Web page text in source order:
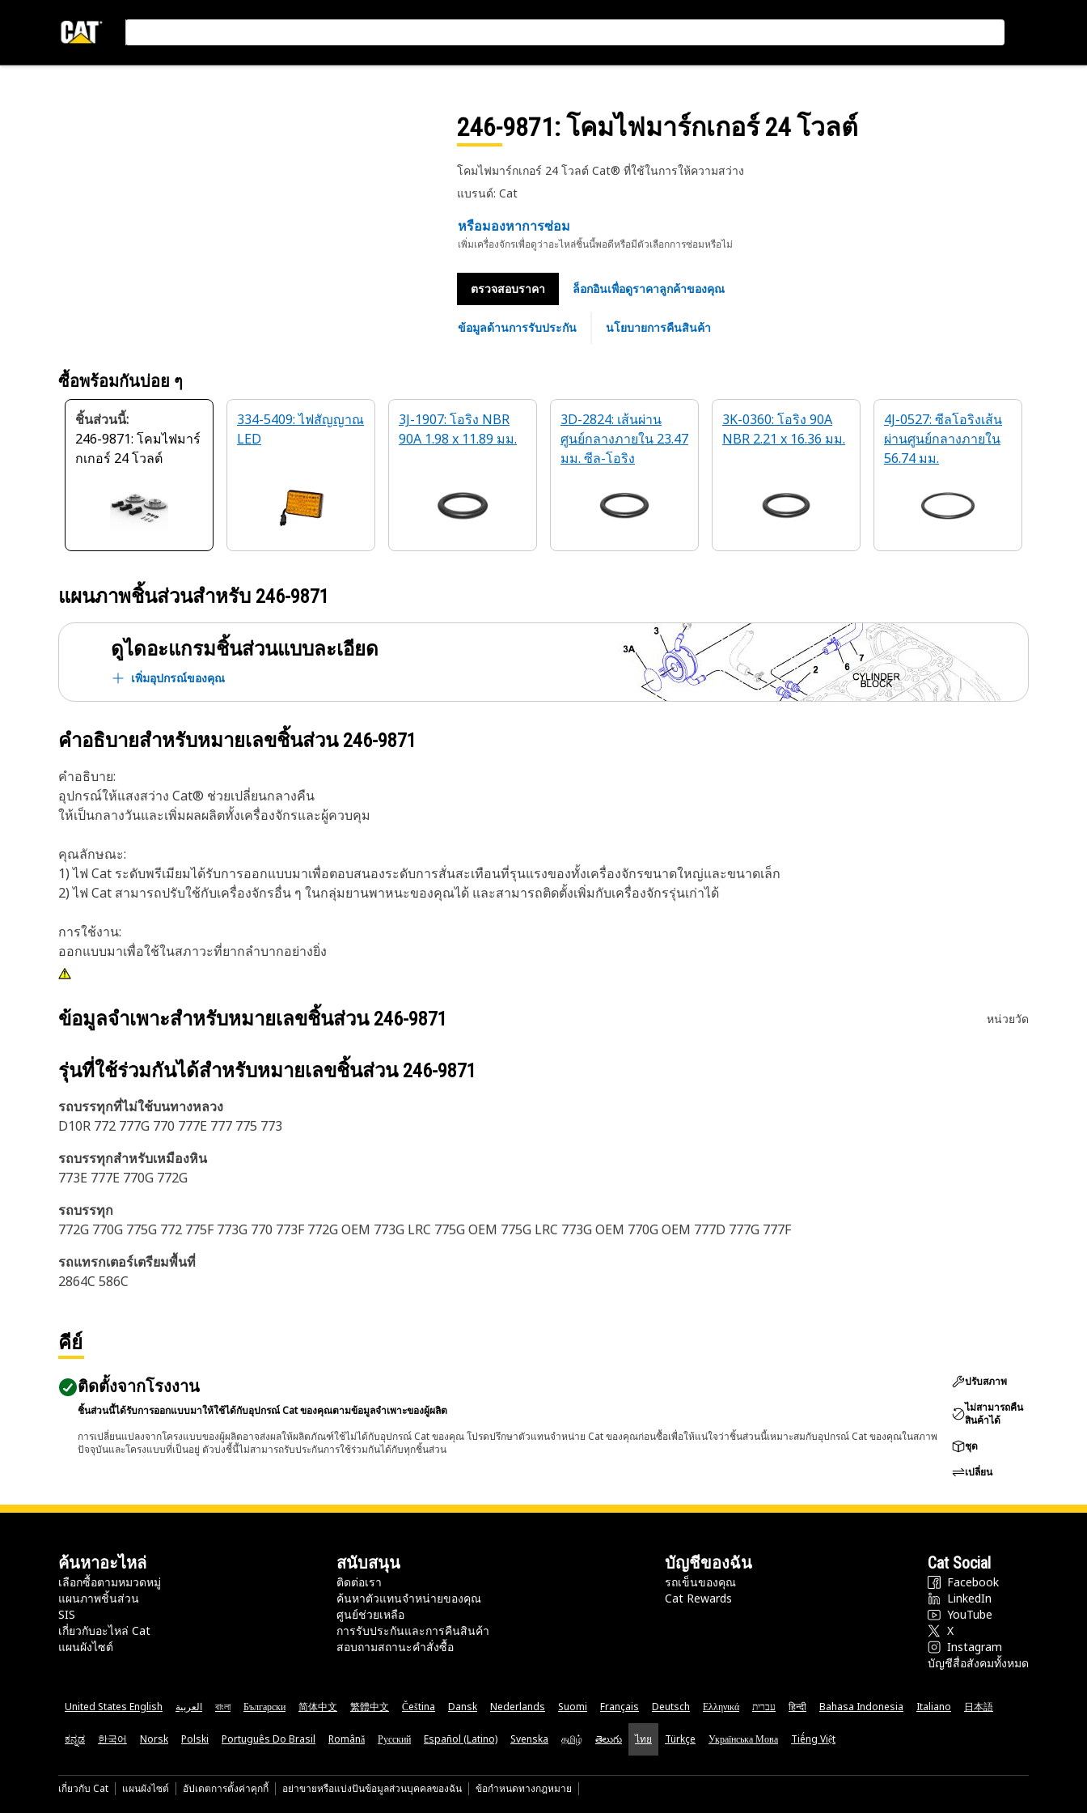
246-9871: โคมไฟมาร์กเกอร์ 24 โวลต์
โคมไฟมาร์กเกอร์ 24 โวลต์ Cat® ที่ใช้ในการให้ความสว่าง
แบรนด์: Cat
หรือมองหาการซ่อม
เพิ่มเครื่องจักรเพื่อดูว่าอะไหล่ชิ้นนี้พอดีหรือมีตัวเลือกการซ่อมหรือไม่
ตรวจสอบราคา ล็อกอินเพื่อดูราคาลูกค้าของคุณ
ข้อมูลด้านการรับประกัน นโยบายการคืนสินค้า
ซื้อพร้อมกันบ่อย ๆ
ชิ้นส่วนนี้:
246-9871: โคมไฟมาร์
กเกอร์ 24 โวลต์
334-5409: ไฟสัญญาณ
LED
3J-1907: โอริง NBR
90A 1.98 x 11.89 มม.
3D-2824: เส้นผ่าน
ศูนย์กลางภายใน 23.47
มม. ซีล-โอริง
3K-0360: โอริง 90A
NBR 2.21 x 16.36 มม.
4J-0527: ซีลโอริงเส้น
ผ่านศูนย์กลางภายใน
56.74 มม.
แผนภาพชิ้นส่วนสำหรับ 246-9871
ดูไดอะแกรมชิ้นส่วนแบบละเอียด
เพิ่มอุปกรณ์ของคุณ
คำอธิบายสำหรับหมายเลขชิ้นส่วน 246-9871
คำอธิบาย:
อุปกรณ์ให้แสงสว่าง Cat® ช่วยเปลี่ยนกลางคืน
ให้เป็นกลางวันและเพิ่มผลผลิตทั้งเครื่องจักรและผู้ควบคุม
คุณลักษณะ:
1) ไฟ Cat ระดับพรีเมียมได้รับการออกแบบมาเพื่อตอบสนองระดับการสั่นสะเทือนที่รุนแรงของทั้งเครื่องจักรขนาดใหญ่และขนาดเล็ก
2) ไฟ Cat สามารถปรับใช้กับเครื่องจักรอื่น ๆ ในกลุ่มยานพาหนะของคุณได้ และสามารถติดตั้งเพิ่มกับเครื่องจักรรุ่นเก่าได้
การใช้งาน:
ออกแบบมาเพื่อใช้ในสภาวะที่ยากลำบากอย่างยิ่ง
ข้อมูลจำเพาะสำหรับหมายเลขชิ้นส่วน 246-9871 หน่วยวัด
รุ่นที่ใช้ร่วมกันได้สำหรับหมายเลขชิ้นส่วน 246-9871
รถบรรทุกที่ไม่ใช้บนทางหลวง
D10R 772 777G 770 777E 777 775 773
รถบรรทุกสำหรับเหมืองหิน
773E 777E 770G 772G
รถบรรทุก
772G 770G 775G 772 775F 773G 770 773F 772G OEM 773G LRC 775G OEM 775G LRC 773G OEM 770G OEM 777D 777G 777F
รถแทรกเตอร์เตรียมพื้นที่
2864C 586C
คีย์
ติดตั้งจากโรงงาน
ชิ้นส่วนนี้ได้รับการออกแบบมาให้ใช้ได้กับอุปกรณ์ Cat ของคุณตามข้อมูลจำเพาะของผู้ผลิต
การเปลี่ยนแปลงจากโครงแบบของผู้ผลิตอาจส่งผลให้ผลิตภัณฑ์ใช้ไม่ได้กับอุปกรณ์ Cat ของคุณ โปรดปรึกษาตัวแทนจำหน่าย Cat ของคุณก่อนซื้อเพื่อให้แน่ใจว่าชิ้นส่วนนี้เหมาะสมกับอุปกรณ์ Cat ของคุณในสภาพ
ปัจจุบันและโครงแบบที่เป็นอยู่ ตัวบ่งชี้นี้ไม่สามารถรับประกันการใช้ร่วมกันได้กับทุกชิ้นส่วน
ปรับสภาพ
ไม่สามารถคืน
สินค้าได้
ชุด
เปลี่ยน
ค้นหาอะไหล่
เลือกซื้อตามหมวดหมู่
แผนภาพชิ้นส่วน
SIS
เกี่ยวกับอะไหล่ Cat
แผนผังไซต์
สนับสนุน
ติดต่อเรา
ค้นหาตัวแทนจำหน่ายของคุณ
ศูนย์ช่วยเหลือ
การรับประกันและการคืนสินค้า
สอบถามสถานะคำสั่งซื้อ
บัญชีของฉัน
รถเข็นของคุณ
Cat Rewards
Cat Social
Facebook
LinkedIn
YouTube
X
Instagram
บัญชีสื่อสังคมทั้งหมด
United States English العربية বাংলা Български 简体中文 繁體中文 Čeština Dansk Nederlands Suomi Français Deutsch Ελληνικά עברית हिन्दी Bahasa Indonesia Italiano 日本語
ಕನ್ನಡ 한국어 Norsk Polski Português Do Brasil Română Русский Español (Latino) Svenska தமிழ் తెలుగు ไทย Türkçe Українська Мова Tiếng Việt
เกี่ยวกับ Cat แผนผังไซต์ อัปเดตการตั้งค่าคุกกี้ อย่าขายหรือแบ่งปันข้อมูลส่วนบุคคลของฉัน ข้อกำหนดทางกฎหมาย